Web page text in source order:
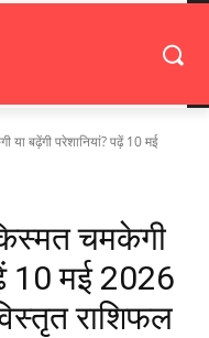
या बढ़ेंगी परेशानियां? पढ़ें 10 मई
चमकेगी
10 मई 2026
राशिफल